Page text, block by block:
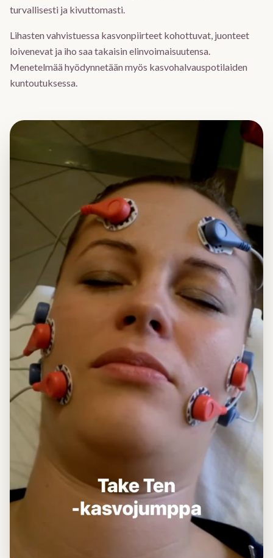
turvallisesti ja kivuttomasti.
Lihasten vahvistuessa kasvonpiirteet kohottuvat, juonteet
loivenevat ja iho saa takaisin elinvoimaisuutensa.
Menetelmää hyödynnetään myös kasvohalvauspotilaiden
kuntoutuksessa.